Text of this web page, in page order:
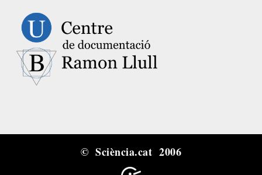
© Sciència.cat 2006